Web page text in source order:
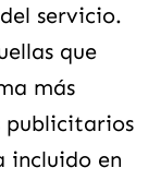
servicio.
que
más
publicitarios
incluido en